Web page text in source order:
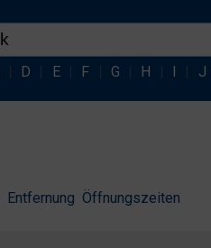
D E F G H I J
Entfernung Öffnungszeiten